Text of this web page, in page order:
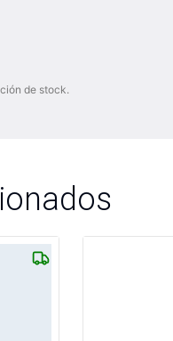
de stock.